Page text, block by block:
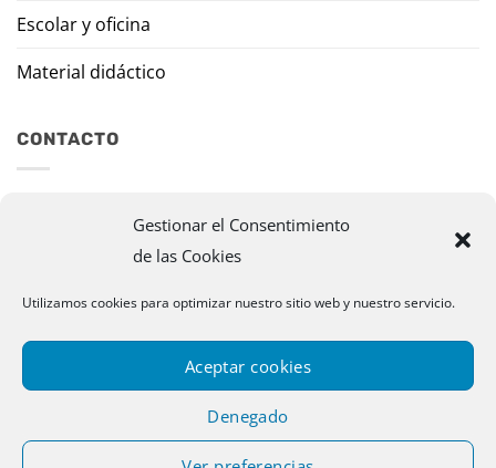
Gestionar el Consentimiento
de las Cookies
Utilizamos cookies para optimizar nuestro sitio web y nuestro servicio.
Aceptar cookies
Denegado
Escolar y oficina
Material didáctico
CONTACTO
murazpi@murazpi.com
948 234 436 – 623 195 518